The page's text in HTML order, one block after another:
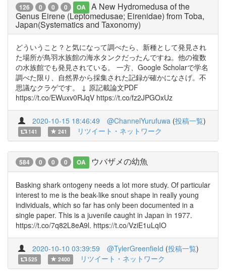
126 0 0 0 OA
A New Hydromedusa of the
Genus Eirene (Leptomedusae; Eirenidae) from Toba,
Japan(Systematics and Taxonomy)
どういうこと？と気になって調べたら、新種として発見され
た場所が鳥羽水族館の海水タンクだったんですね。他の複数
の水族館でも発見されている。 一方、Google Scholarで学名
調べた限り、自然界から採集された記録が確かになさげ。不
思議なクラゲです。 ↓ 原記載論文PDF
https://t.co/EWuxv0RJqV https://t.co/fz2JPGOxUz
2020-10-15 18:46:49 @ChannelYurufuwa (投稿一覧)
141 241 リツイート・ネットワーク
584 0 0 0 OA ウバザメの幼魚
Basking shark ontogeny needs a lot more study. Of particular
interest to me is the beak-like snout shape in really young
individuals, which so far has only been documented in a
single paper. This is a juvenile caught in Japan in 1977.
https://t.co/7q82L8eA9l. https://t.co/VziE1uLqIO
2020-10-10 03:39:59 @TylerGreenfieId (投稿一覧)
525 2400 リツイート・ネットワーク